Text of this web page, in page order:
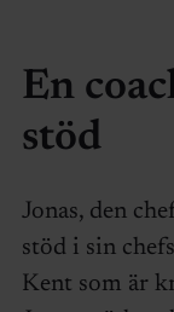
En
stöd
Jonas, den
stöd i sin
Kent som är